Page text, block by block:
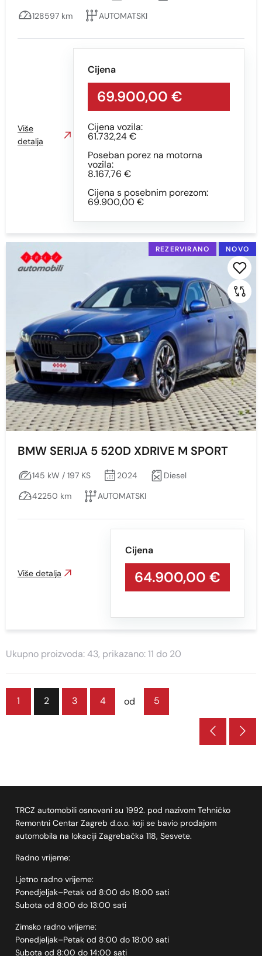
128597 km
AUTOMATSKI
Cijena
69.900,00 €
Cijena vozila:
61.732,24 €
Poseban porez na motorna
vozila:
8.167,76 €
Cijena s posebnim porezom:
69.900,00 €
Više
detalja
REZERVIRANO NOVO
BMW SERIJA 5 520D XDRIVE M SPORT
145 kW / 197 KS 2024
Diesel
42250 km
AUTOMATSKI
Cijena
64.900,00 €
Više detalja
Ukupno proizvoda: 43, prikazano: 11 do 20
1 2 3 4 od 5
TRCZ automobili osnovani su 1992. pod nazivom Tehničko
Remontni Centar Zagreb d.o.o. koji se bavio prodajom
automobila na lokaciji Zagrebačka 118, Sesvete.
Radno vrijeme:
Ljetno radno vrijeme:
Ponedjeljak–Petak od 8:00 do 19:00 sati
Subota od 8:00 do 13:00 sati
Zimsko radno vrijeme:
Ponedjeljak–Petak od 8:00 do 18:00 sati
Subota od 8:00 do 14:00 sati